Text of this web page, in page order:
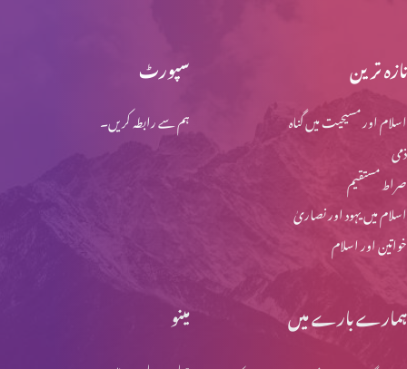
سپورٹ
ہم سے رابطہ کریں۔
تازہ ترین
اسلام اور مسیحیت میں گناہ
ذمی
صراط مستقیم
اسلام میں یہود اور نصاریٰ
خواتین اور اسلام
مینو ہمارے بارے میں